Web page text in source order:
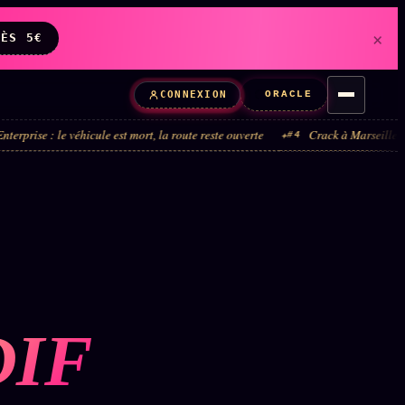
5€ ×
CONNEXION ORACLE
est mort, la route reste ouverte #4 Crack à Marseille : la boucle